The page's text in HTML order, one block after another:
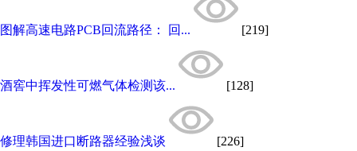
图解高速电路PCB回流路径： 回... [219]
酒窖中挥发性可燃气体检测该... [128]
修理韩国进口断路器经验浅谈 [226]